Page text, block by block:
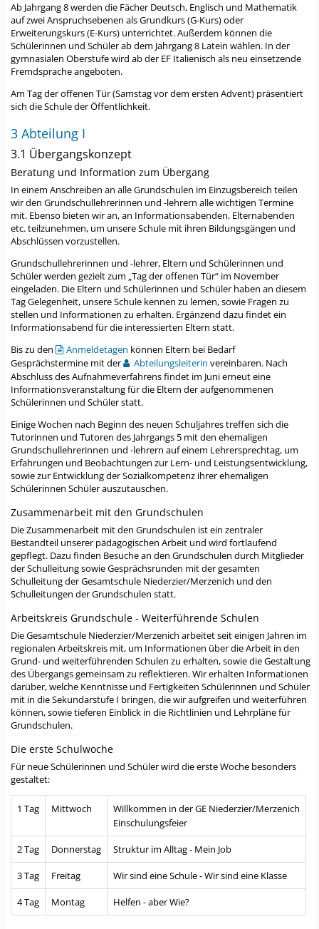
Ab Jahrgang 8 werden die Fächer Deutsch, Englisch und Mathematik
auf zwei Anspruchsebenen als Grundkurs (G-Kurs) oder
Erweiterungskurs (E-Kurs) unterrichtet. Außerdem können die
Schülerinnen und Schüler ab dem Jahrgang 8 Latein wählen. In der
gymnasialen Oberstufe wird ab der EF Italienisch als neu einsetzende
Fremdsprache angeboten.
Am Tag der offenen Tür (Samstag vor dem ersten Advent) präsentiert
sich die Schule der Öffentlichkeit.
3 Abteilung I
3.1 Übergangskonzept
Beratung und Information zum Übergang
In einem Anschreiben an alle Grundschulen im Einzugsbereich teilen
wir den Grundschullehrerinnen und -lehrern alle wichtigen Termine
mit. Ebenso bieten wir an, an Informationsabenden, Elternabenden
etc. teilzunehmen, um unsere Schule mit ihren Bildungsgängen und
Abschlüssen vorzustellen.
Grundschullehrerinnen und -lehrer, Eltern und Schülerinnen und
Schüler werden gezielt zum „Tag der offenen Tür“ im November
eingeladen. Die Eltern und Schülerinnen und Schüler haben an diesem
Tag Gelegenheit, unsere Schule kennen zu lernen, sowie Fragen zu
stellen und Informationen zu erhalten. Ergänzend dazu findet ein
Informationsabend für die interessierten Eltern statt.
Bis zu den
Anmeldetagen können Eltern bei Bedarf
Gesprächstermine mit der
Abteilungsleiterin vereinbaren. Nach
Abschluss des Aufnahmeverfahrens findet im Juni erneut eine
Informationsveranstaltung für die Eltern der aufgenommenen
Schülerinnen und Schüler statt.
Einige Wochen nach Beginn des neuen Schuljahres treffen sich die
Tutorinnen und Tutoren des Jahrgangs 5 mit den ehemaligen
Grundschullehrerinnen und -lehrern auf einem Lehrersprechtag, um
Erfahrungen und Beobachtungen zur Lern- und Leistungsentwicklung,
sowie zur Entwicklung der Sozialkompetenz ihrer ehemaligen
Schülerinnen Schüler auszutauschen.
Zusammenarbeit mit den Grundschulen
Die Zusammenarbeit mit den Grundschulen ist ein zentraler
Bestandteil unserer pädagogischen Arbeit und wird fortlaufend
gepflegt. Dazu finden Besuche an den Grundschulen durch Mitglieder
der Schulleitung sowie Gesprächsrunden mit der gesamten
Schulleitung der Gesamtschule Niederzier/Merzenich und den
Schulleitungen der Grundschulen statt.
Arbeitskreis Grundschule - Weiterführende Schulen
Die Gesamtschule Niederzier/Merzenich arbeitet seit einigen Jahren im
regionalen Arbeitskreis mit, um Informationen über die Arbeit in den
Grund- und weiterführenden Schulen zu erhalten, sowie die Gestaltung
des Übergangs gemeinsam zu reflektieren. Wir erhalten Informationen
darüber, welche Kenntnisse und Fertigkeiten Schülerinnen und Schüler
mit in die Sekundarstufe I bringen, die wir aufgreifen und weiterführen
können, sowie tieferen Einblick in die Richtlinien und Lehrpläne für
Grundschulen.
Die erste Schulwoche
Für neue Schülerinnen und Schüler wird die erste Woche besonders
gestaltet:
1 Tag Mittwoch
Willkommen in der GE Niederzier/Merzenich
Einschulungsfeier
2 Tag Donnerstag Struktur im Alltag - Mein Job
3 Tag Freitag Wir sind eine Schule - Wir sind eine Klasse
4 Tag Montag Helfen - aber Wie?